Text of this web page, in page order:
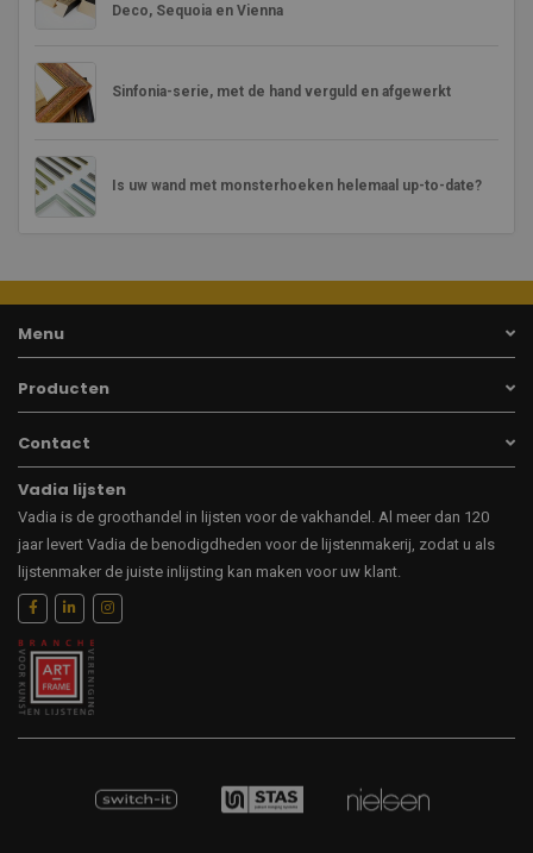
Deco, Sequoia en Vienna
Sinfonia-serie, met de hand verguld en afgewerkt
Is uw wand met monsterhoeken helemaal up-to-date?
Menu
Producten
Contact
Vadia lijsten
Vadia is de groothandel in lijsten voor de vakhandel. Al meer dan 120
jaar levert Vadia de benodigdheden voor de lijstenmakerij, zodat u als
lijstenmaker de juiste inlijsting kan maken voor uw klant.